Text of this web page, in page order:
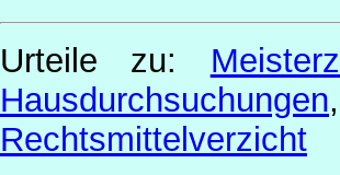
Urteile zu:
Hausdurchsuchungen
Rechtsmittelverzicht